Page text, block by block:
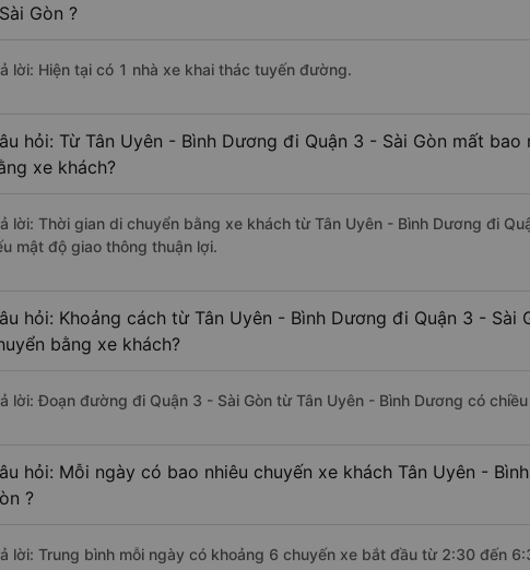
Gòn ?
lời: Hiện tại có 1 nhà xe khai thác tuyến đường.
hỏi: Từ Tân Uyên - Bình Dương đi Quận 3 - Sài Gòn mất
xe khách?
lời: Thời gian di chuyển bằng xe khách từ Tân Uyên - Bình Dương đi
mật độ giao thông thuận lợi.
hỏi: Khoảng cách từ Tân Uyên - Bình Dương đi Quận 3 - Sài
bằng xe khách?
lời: Đoạn đường đi Quận 3 - Sài Gòn từ Tân Uyên - Bình Dương có
hỏi: Mỗi ngày có bao nhiêu chuyến xe khách Tân Uyên -
?
lời: Trung bình mỗi ngày có khoảng 6 chuyến xe bắt đầu từ 2:30 đến